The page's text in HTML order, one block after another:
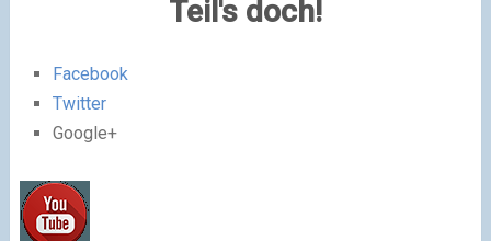
Teil's doch!
Facebook
Twitter
Google+